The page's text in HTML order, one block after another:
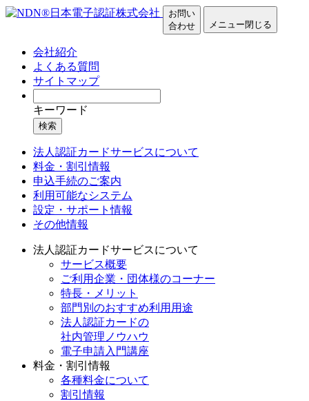
お問い
合わせ
メニュー閉じる
会社紹介
よくある質問
サイトマップ
キーワード
検索
法人認証カードサービスについて
料金・割引情報
申込手続のご案内
利用可能なシステム
設定・サポート情報
その他情報
法人認証カードサービスについて
サービス概要
ご利用企業・団体様のコーナー
特長・メリット
部門別のおすすめ利用用途
法人認証カードの
社内管理ノウハウ
電子申請入門講座
料金・割引情報
各種料金について
割引情報